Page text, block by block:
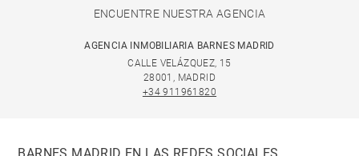
ENCUENTRE NUESTRA AGENCIA
AGENCIA INMOBILIARIA BARNES MADRID
CALLE VELÁZQUEZ, 15
28001, MADRID
+34 911961820